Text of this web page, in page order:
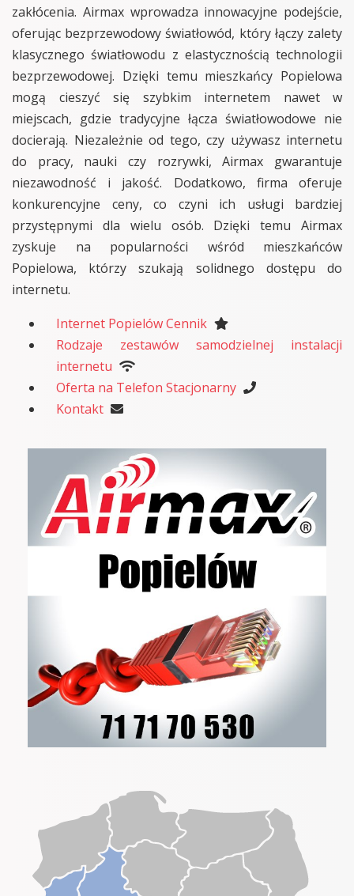
zakłócenia. Airmax wprowadza innowacyjne podejście,
oferując bezprzewodowy światłowód, który łączy zalety
klasycznego światłowodu z elastycznością technologii
bezprzewodowej. Dzięki temu mieszkańcy Popielowa
mogą cieszyć się szybkim internetem nawet w
miejscach, gdzie tradycyjne łącza światłowodowe nie
docierają. Niezależnie od tego, czy używasz internetu
do pracy, nauki czy rozrywki, Airmax gwarantuje
niezawodność i jakość. Dodatkowo, firma oferuje
konkurencyjne ceny, co czyni ich usługi bardziej
przystępnymi dla wielu osób. Dzięki temu Airmax
zyskuje na popularności wśród mieszkańców
Popielowa, którzy szukają solidnego dostępu do
internetu.
Internet Popielów Cennik
Rodzaje zestawów samodzielnej instalacji
internetu
Oferta na Telefon Stacjonarny
Kontakt